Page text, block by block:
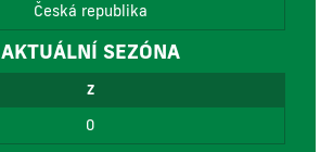
Česká republika
AKTUÁLNÍ SEZÓNA
Z
0